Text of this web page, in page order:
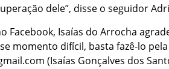
dele”, disse o seguidor
Facebook, Isaías do Arrocha
momento difícil, basta fazê-lo pela
(Isaías Gonçalves dos